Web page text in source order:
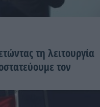
τη λειτουργία
τον